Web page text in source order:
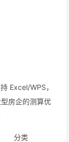
Excel/WPS，
房企的测算优
分类